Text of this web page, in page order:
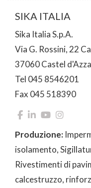
SIKA ITALIA
Sika Italia S.p.A.
Via G. Rossini, 22
37060 Castel
Tel 045 8546201
Fax 045 518390
Produzione:
isolamento,
Rivestimenti di
calcestruzzo,